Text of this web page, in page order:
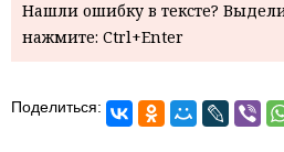
Нашли ошибку в тексте?
нажмите: Ctrl+Enter
Поделиться: